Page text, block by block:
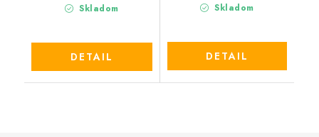
Skladom
DETAIL
Skladom
DETAIL